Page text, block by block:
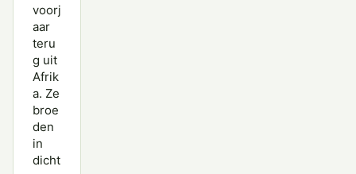
voorj
aar
teru
g uit
Afrik
a. Ze
broe
den
in
dicht